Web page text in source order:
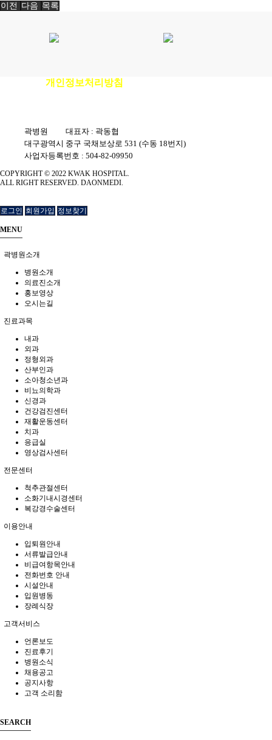
이전
다음 목록
개인정보처리방침
곽병원 대표자 : 곽동협
대구광역시 중구 국채보상로 531 (수동 18번지)
사업자등록번호 : 504-82-09950
COPYRIGHT © 2022 KWAK HOSPITAL.
ALL RIGHT RESERVED. DAONMEDI.
로그인 회원가입 정보찾기
MENU
곽병원소개
병원소개
의료진소개
홍보영상
오시는길
진료과목
내과
외과
정형외과
산부인과
소아청소년과
비뇨의학과
신경과
건강검진센터
재활운동센터
치과
응급실
영상검사센터
전문센터
척추관절센터
소화기내시경센터
복강경수술센터
이용안내
입퇴원안내
서류발급안내
비급여항목안내
전화번호 안내
시설안내
입원병동
장례식장
고객서비스
언론보도
진료후기
병원소식
채용공고
공지사항
고객 소리함
SEARCH